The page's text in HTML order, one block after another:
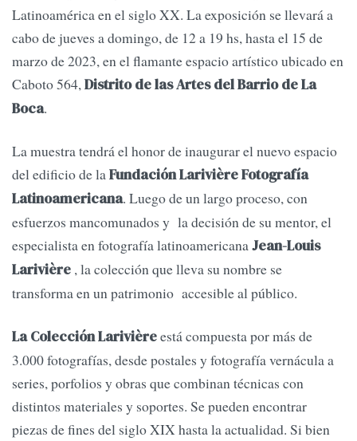
Latinoamérica en el siglo XX. La exposición se llevará a
cabo de jueves a domingo, de 12 a 19 hs, hasta el 15 de
marzo de 2023, en el flamante espacio artístico ubicado en
Caboto 564,Distrito de las Artes del Barrio de La
Boca.
La muestra tendrá el honor de inaugurar el nuevo espacio
del edificio de laFundación Larivière Fotografía
Latinoamericana. Luego de un largo proceso, con
esfuerzos mancomunados y la decisión de su mentor, el
especialista en fotografía latinoamericanaJean-Louis
Larivière , la colección que lleva su nombre se
transforma en un patrimonio accesible al público.
La Colección Larivièreestá compuesta por más de
3.000 fotografías, desde postales y fotografía vernácula a
series, porfolios y obras que combinan técnicas con
distintos materiales y soportes. Se pueden encontrar
piezas de fines del siglo XIX hasta la actualidad. Si bien